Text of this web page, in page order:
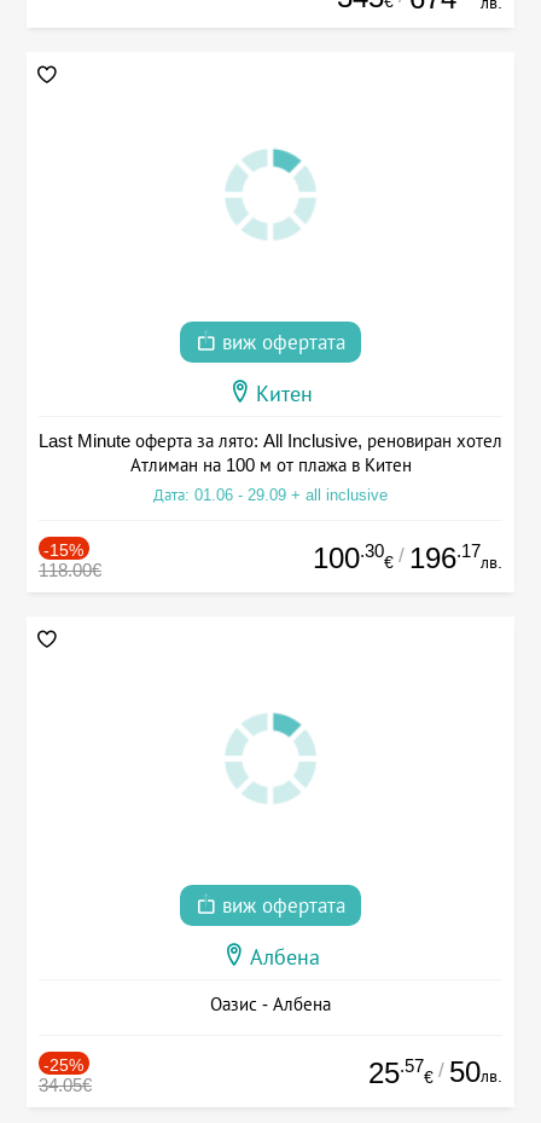
виж офертата
Китен
Last Minute оферта за лято: All Inclusive, реновиран хотел
Атлиман на 100 м от плажа в Китен
Дата: 01.06 - 29.09 + all inclusive
-15%
118.00€ 100.30
€ / 196.17
лв.
виж офертата
Албена
Оазис - Албена
-25%
34.05€ 25.57
€ / 50лв.